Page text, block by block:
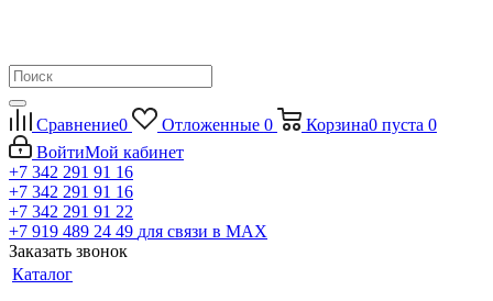
Сравнение0 Отложенные 0 Корзина0 пуста 0
ВойтиМой кабинет
+7 342 291 91 16
+7 342 291 91 16
+7 342 291 91 22
+7 919 489 24 49 для связи в МАХ
Заказать звонок
Каталог